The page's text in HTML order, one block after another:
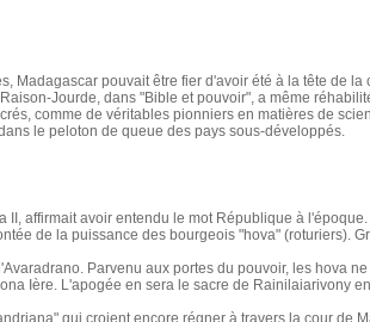
Madagascar pouvait être fier d'avoir été à la tête de
Jourde, dans "Bible et pouvoir", a même
comme de véritables pionniers en matières de
le peloton de queue des pays sous-développés.
II, affirmait avoir entendu le mot République à
de la puissance des bourgeois "hova" (roturiers).
Parvenu aux portes du pouvoir, les hova
Ière. L'apogée en sera le sacre de Rainilaiarivony
qui croient encore régner à travers la cour de